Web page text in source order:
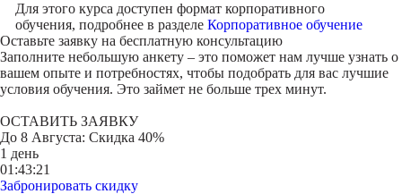
Для этого курса доступен формат корпоративного
обучения, подробнее в разделе Корпоративное обучение
Оставьте заявку на бесплатную консультацию
Заполните небольшую анкету – это поможет нам лучше узнать о
вашем опыте и потребностях, чтобы подобрать для вас лучшие
условия обучения. Это займет не больше трех минут.
ОСТАВИТЬ ЗАЯВКУ
До 8 Августа: Скидка 40%
1 день
01:43:21
Забронировать скидку